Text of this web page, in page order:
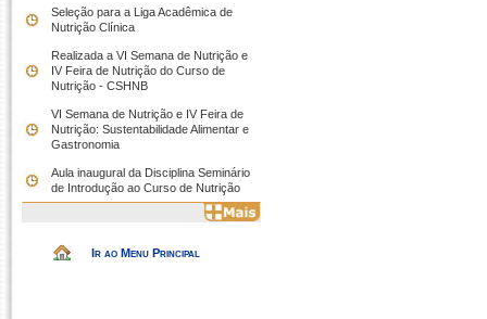
Seleção para a Liga Acadêmica de
Nutrição Clínica
Realizada a VI Semana de Nutrição e
IV Feira de Nutrição do Curso de
Nutrição - CSHNB
VI Semana de Nutrição e IV Feira de
Nutrição: Sustentabilidade Alimentar e
Gastronomia
Aula inaugural da Disciplina Seminário
de Introdução ao Curso de Nutrição
Ir ao Menu Principal